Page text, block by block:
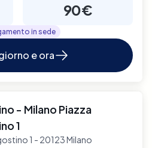
90€
in sede
e ora
- Milano Piazza
1
1 - 20123 Milano